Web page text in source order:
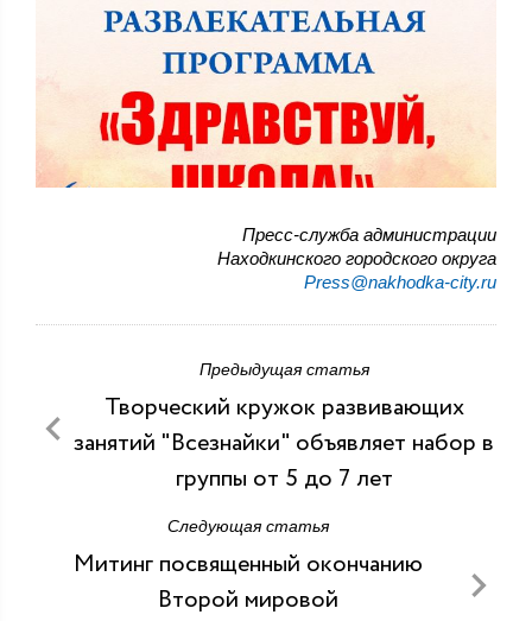
Пресс-служба администрации
Находкинского городского округа
Press@nakhodka-city.ru
Предыдущая статья
Творческий кружок развивающих
занятий "Всезнайки" объявляет набор в
группы от 5 до 7 лет
Следующая статья
Митинг посвященный окончанию
Второй мировой